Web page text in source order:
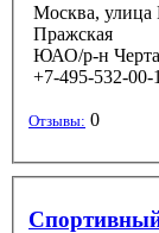
Москва, улица
Пражская
ЮАО/р-н
+7-495-532-00-
Отзывы: 0